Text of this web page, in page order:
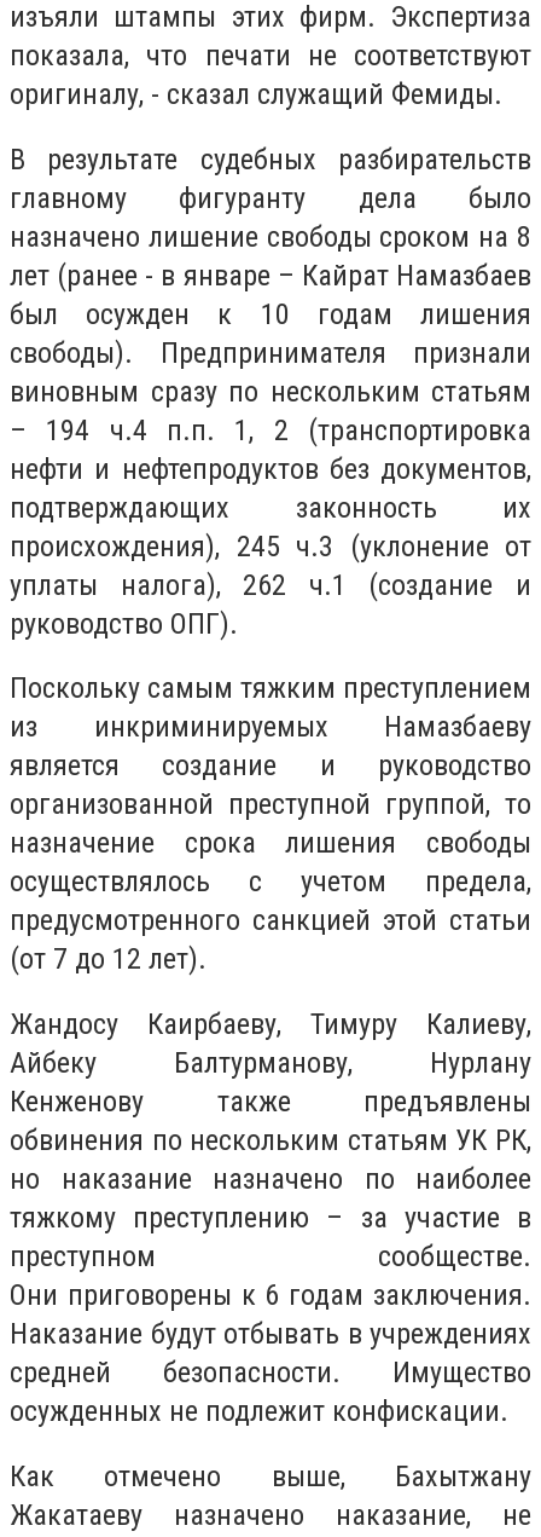
изъяли штампы этих фирм. Экспертиза
показала, что печати не соответствуют
оригиналу, - сказал служащий Фемиды.
В результате судебных разбирательств
главному фигуранту дела было
назначено лишение свободы сроком на 8
лет (ранее - в январе – Кайрат Намазбаев
был осужден к 10 годам лишения
свободы). Предпринимателя признали
виновным сразу по нескольким статьям
– 194 ч.4 п.п. 1, 2 (транспортировка
нефти и нефтепродуктов без документов,
подтверждающих законность их
происхождения), 245 ч.3 (уклонение от
уплаты налога), 262 ч.1 (создание и
руководство ОПГ).
Поскольку самым тяжким преступлением
из инкриминируемых Намазбаеву
является создание и руководство
организованной преступной группой, то
назначение срока лишения свободы
осуществлялось с учетом предела,
предусмотренного санкцией этой статьи
(от 7 до 12 лет).
Жандосу Каирбаеву, Тимуру Калиеву,
Айбеку Балтурманову, Нурлану
Кенженову также предъявлены
обвинения по нескольким статьям УК РК,
но наказание назначено по наиболее
тяжкому преступлению – за участие в
преступном сообществе.
Они приговорены к 6 годам заключения.
Наказание будут отбывать в учреждениях
средней безопасности. Имущество
осужденных не подлежит конфискации.
Как отмечено выше, Бахытжану
Жакатаеву назначено наказание, не